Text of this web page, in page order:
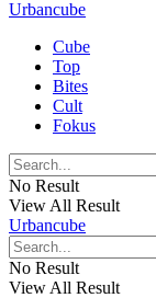
Urbancube
Cube
Top
Bites
Cult
Fokus
No Result
View All Result
Urbancube
No Result
View All Result